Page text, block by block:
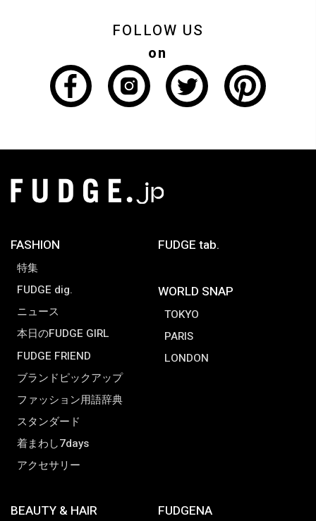
FOLLOW US
on
FASHION
特集
FUDGE dig.
ニュース
本日のFUDGE GIRL
FUDGE FRIEND
ブランドピックアップ
ファッション用語辞典
スタンダード
着まわし7days
アクセサリー
FUDGE tab.
WORLD SNAP
TOKYO
PARIS
LONDON
BEAUTY & HAIR FUDGENA